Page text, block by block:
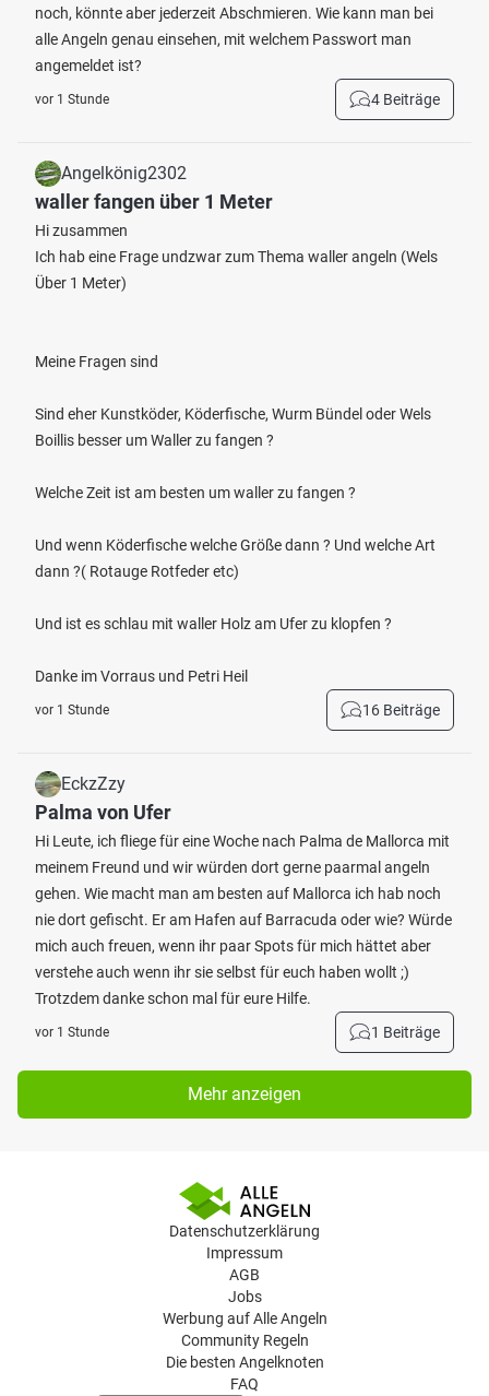
noch, könnte aber jederzeit Abschmieren. Wie kann man bei
alle Angeln genau einsehen, mit welchem Passwort man
angemeldet ist?
vor 1 Stunde 4 Beiträge
Angelkönig2302
waller fangen über 1 Meter
Hi zusammen
Ich hab eine Frage undzwar zum Thema waller angeln (Wels
Über 1 Meter)
Meine Fragen sind
Sind eher Kunstköder, Köderfische, Wurm Bündel oder Wels
Boillis besser um Waller zu fangen ?
Welche Zeit ist am besten um waller zu fangen ?
Und wenn Köderfische welche Größe dann ? Und welche Art
dann ?( Rotauge Rotfeder etc)
Und ist es schlau mit waller Holz am Ufer zu klopfen ?
Danke im Vorraus und Petri Heil
vor 1 Stunde 16 Beiträge
EckzZzy
Palma von Ufer
Hi Leute, ich fliege für eine Woche nach Palma de Mallorca mit
meinem Freund und wir würden dort gerne paarmal angeln
gehen. Wie macht man am besten auf Mallorca ich hab noch
nie dort gefischt. Er am Hafen auf Barracuda oder wie? Würde
mich auch freuen, wenn ihr paar Spots für mich hättet aber
verstehe auch wenn ihr sie selbst für euch haben wollt ;)
Trotzdem danke schon mal für eure Hilfe.
vor 1 Stunde 1 Beiträge
Mehr anzeigen
Datenschutzerklärung
Impressum
AGB
Jobs
Werbung auf Alle Angeln
Community Regeln
Die besten Angelknoten
FAQ